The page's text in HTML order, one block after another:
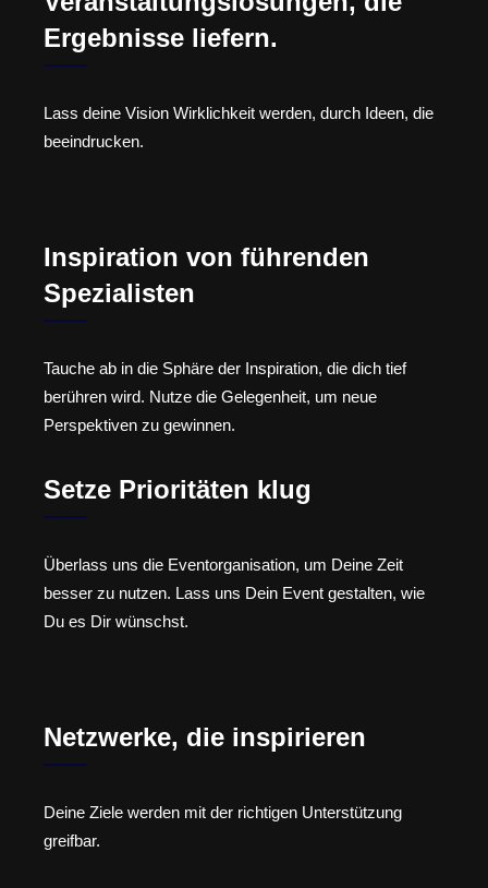
Ergebnisse liefern.
Lass deine Vision Wirklichkeit werden, durch Ideen, die
beeindrucken.
Inspiration von führenden
Spezialisten
Tauche ab in die Sphäre der Inspiration, die dich tief
berühren wird. Nutze die Gelegenheit, um neue
Perspektiven zu gewinnen.
Setze Prioritäten klug
Überlass uns die Eventorganisation, um Deine Zeit
besser zu nutzen. Lass uns Dein Event gestalten, wie
Du es Dir wünschst.
Netzwerke, die inspirieren
Deine Ziele werden mit der richtigen Unterstützung
greifbar.